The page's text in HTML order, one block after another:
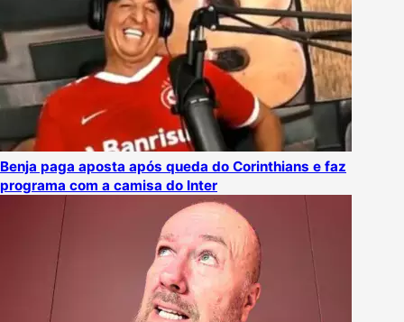
Benja paga aposta após queda do Corinthians e faz
programa com a camisa do Inter